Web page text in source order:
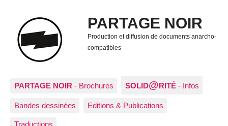
PARTAGE NOIR
Production et diffusion de documents anarcho-
compatibles
PARTAGE NOIR - Brochures SOLID@RITÉ - Infos
Bandes dessinées Editions & Publications